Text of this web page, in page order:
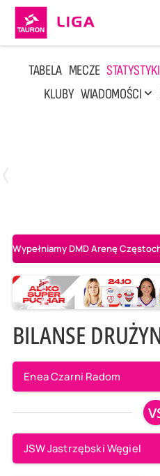
TABELA MECZE STATYSTYKI
KLUBY WIADOMOŚCI
Wypełniamy DMD Arenę
BILANSE
Enea Czarni Radom
JSW Jastrzębski Węgiel